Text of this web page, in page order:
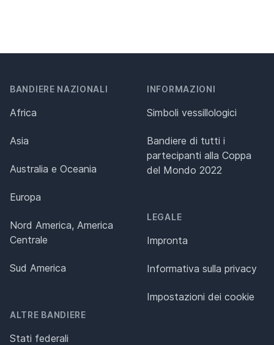
BANDIERE NAZIONALI
Africa
Asia
Australia e Oceania
Europa
Nord America, America
Centrale
Sud America
ALTRE BANDIERE
Stati federali
INFORMAZIONI
Simboli vessillologici
Bandiere di tutti i
partecipanti alla Coppa
del Mondo 2022
LEGALE
Impronta
Informativa sulla privacy
Impostazioni dei cookie